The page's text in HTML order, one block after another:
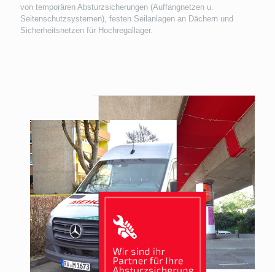
von temporären Absturzsicherungen (Auffangnetzen u.
Seitenschutzsystemen), festen Seilanlagen an Dächern und
Sicherheitsnetzen für Hochregallager.